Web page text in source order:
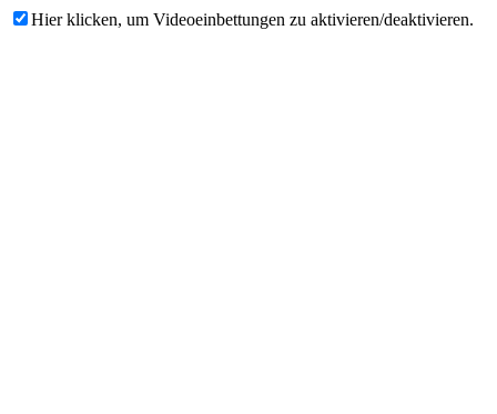
Hier klicken, um Videoeinbettungen zu aktivieren/deaktivieren.